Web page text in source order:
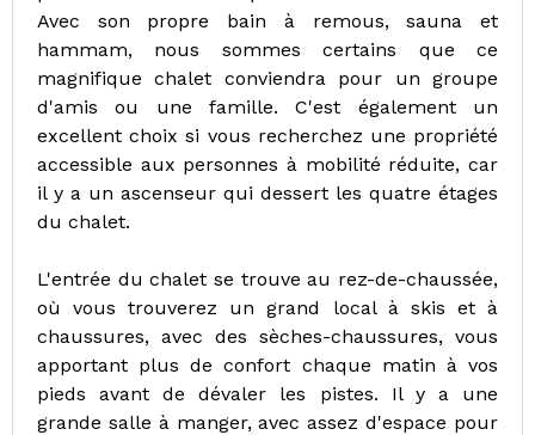
Avec son propre bain à remous, sauna et
hammam, nous sommes certains que ce
magnifique chalet conviendra pour un groupe
d'amis ou une famille. C'est également un
excellent choix si vous recherchez une propriété
accessible aux personnes à mobilité réduite, car
il y a un ascenseur qui dessert les quatre étages
du chalet.
L'entrée du chalet se trouve au rez-de-chaussée,
où vous trouverez un grand local à skis et à
chaussures, avec des sèches-chaussures, vous
apportant plus de confort chaque matin à vos
pieds avant de dévaler les pistes. Il y a une
grande salle à manger, avec assez d'espace pour